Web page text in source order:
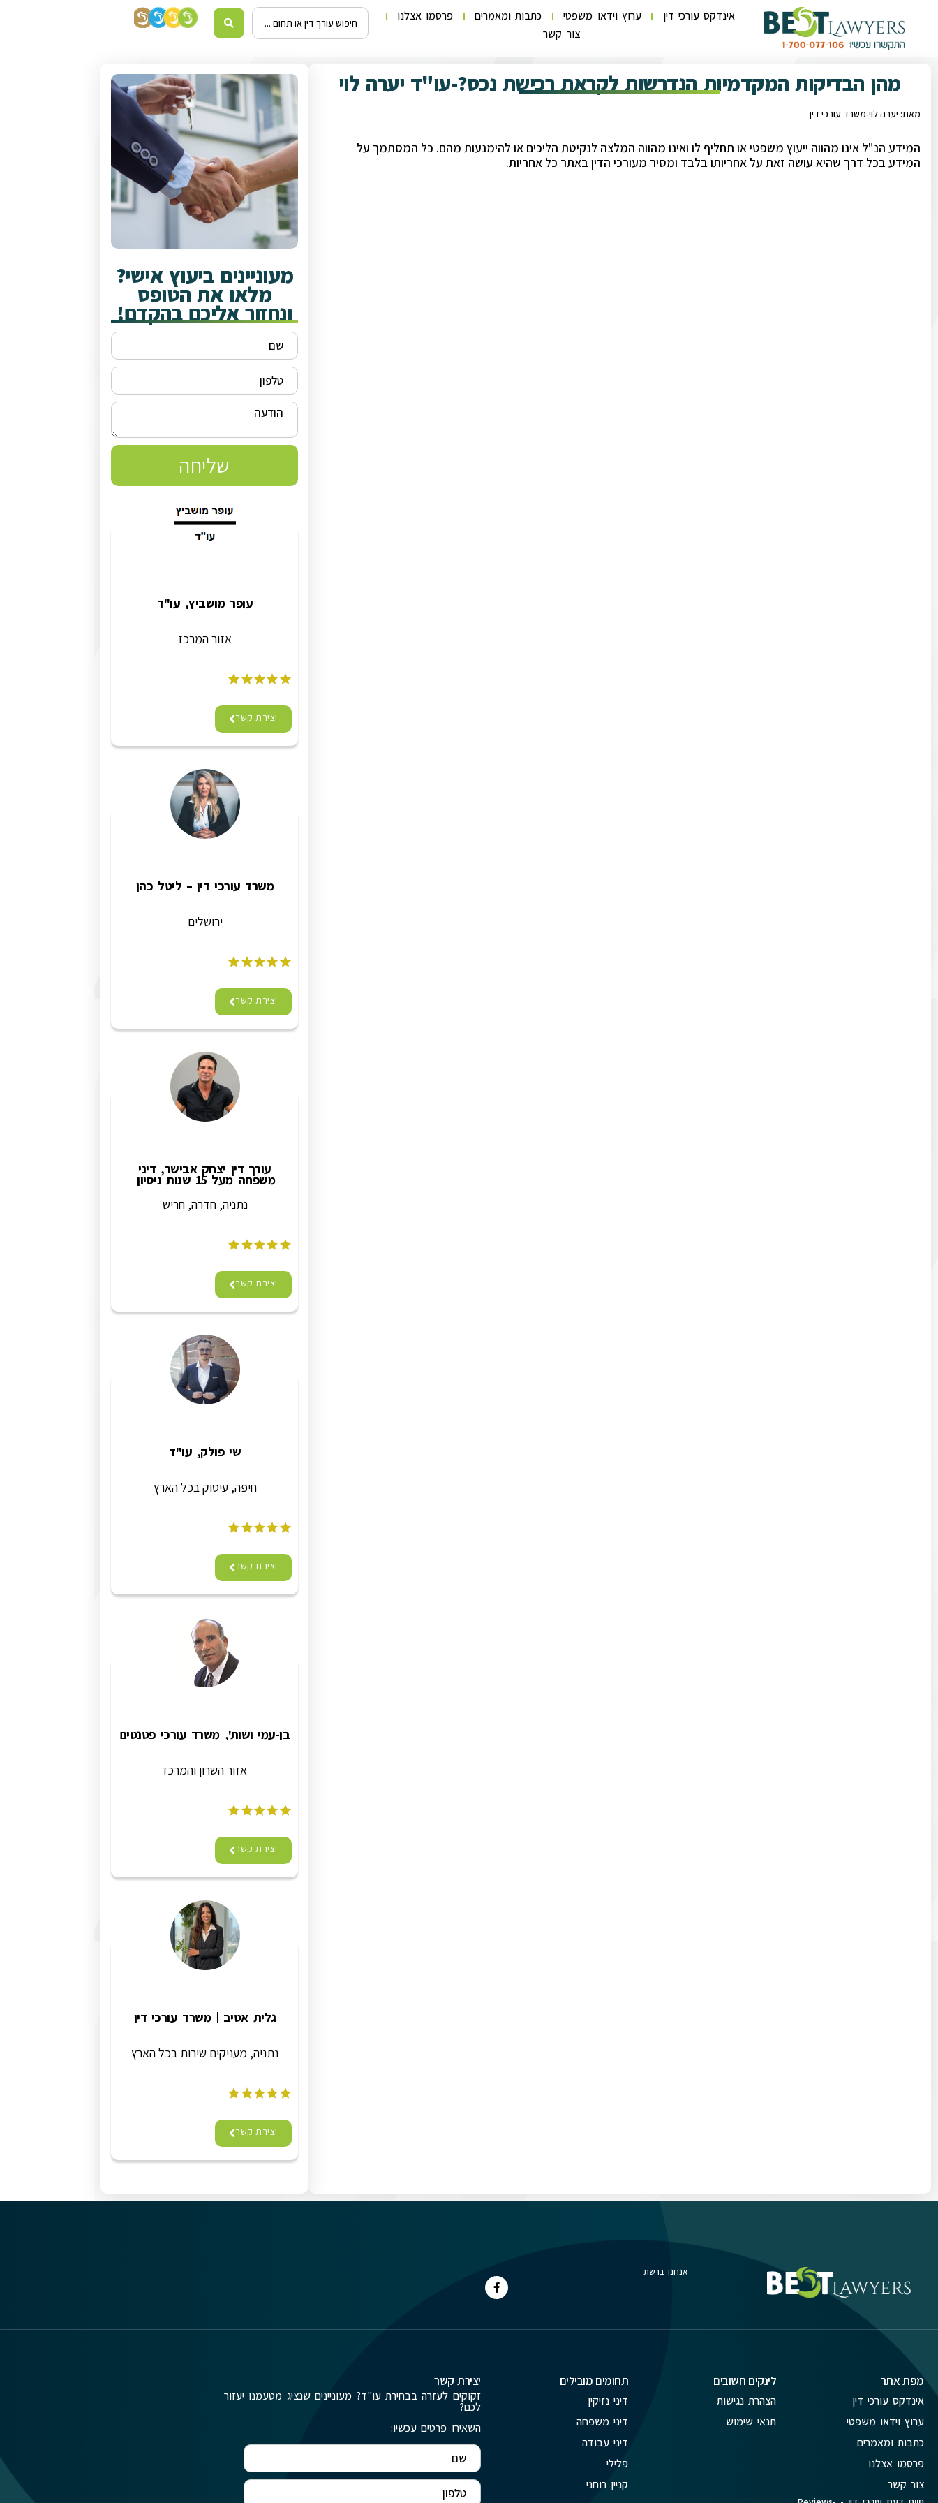
אינדקס עורכי דין ערוץ וידאו משפטי כתבות ומאמרים
פרסמו אצלנו
צור קשר
מהן הבדיקות המקדמיות הנדרשות לקראת רכישת נכס?-עו"ד יערה לוי
מאת: יערה לוי-משרד עורכי דין
המידע הנ"ל אינו מהווה ייעוץ משפטי או תחליף לו ואינו מהווה המלצה לנקיטת הליכים או להימנעות מהם. כל המסתמך על
המידע בכל דרך שהיא עושה זאת על אחריותו בלבד ומסיר מעורכי הדין באתר כל אחריות.
מעוניינים ביעוץ אישי?
מלאו את הטופס
ונחזור אליכם בהקדם!
שליחה
עופר מושביץ, עו"ד
אזור המרכז
יצירת קשר
משרד עורכי דין – ליטל כהן
ירושלים
יצירת קשר
עורך דין יצחק אבישר, דיני
משפחה מעל 15 שנות ניסיון
נתניה, חדרה, חריש
יצירת קשר
שי פולק, עו"ד
חיפה, עיסוק בכל הארץ
יצירת קשר
בן-עמי ושות', משרד עורכי פטנטים
אזור השרון והמרכז
יצירת קשר
גלית אטיב | משרד עורכי דין
נתניה, מעניקים שירות בכל הארץ
יצירת קשר
אנחנו ברשת
מפת אתר
אינדקס עורכי דין
ערוץ וידאו משפטי
כתבות ומאמרים
פרסמו אצלנו
צור קשר
לינקים חשובים
הצהרת נגישות
תנאי שימוש
תחומים מובילים
דיני נזיקין
דיני משפחה
דיני עבודה
פלילי
קניין רוחני
יצירת קשר
זקוקים לעזרה בבחירת עו"ד? מעוניינים שנציג מטעמנו יעזור
לכם?
השאירו פרטים עכשיו: